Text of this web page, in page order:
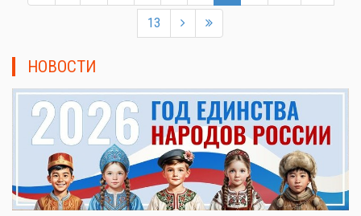
13
НОВОСТИ